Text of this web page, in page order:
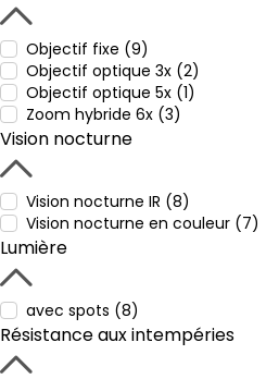
Objectif fixe (9)
Objectif optique 3x (2)
Objectif optique 5x (1)
Zoom hybride 6x (3)
Vision nocturne
Vision nocturne IR (8)
Vision nocturne en couleur (7)
Lumière
avec spots (8)
Résistance aux intempéries